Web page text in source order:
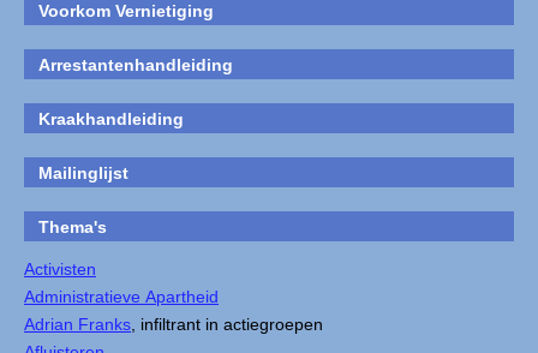
Voorkom Vernietiging
Arrestantenhandleiding
Kraakhandleiding
Mailinglijst
Thema's
Activisten
Administratieve Apartheid
Adrian Franks , infiltrant in actiegroepen